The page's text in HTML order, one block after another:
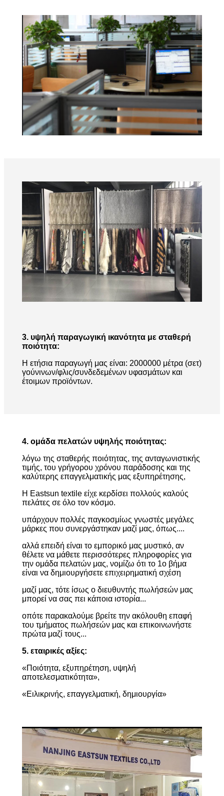
3. υψηλή παραγωγική ικανότητα με σταθερή
ποιότητα:
Η ετήσια παραγωγή μας είναι: 2000000 μέτρα (σετ)
γούνινων/φλις/συνδεδεμένων υφασμάτων και
έτοιμων προϊόντων.
4. ομάδα πελατών υψηλής ποιότητας:
λόγω της σταθερής ποιότητας, της ανταγωνιστικής
τιμής, του γρήγορου χρόνου παράδοσης και της
καλύτερης επαγγελματικής μας εξυπηρέτησης,
Η Eastsun textile είχε κερδίσει πολλούς καλούς
πελάτες σε όλο τον κόσμο.
υπάρχουν πολλές παγκοσμίως γνωστές μεγάλες
μάρκες που συνεργάστηκαν μαζί μας, όπως....
αλλά επειδή είναι το εμπορικό μας μυστικό, αν
θέλετε να μάθετε περισσότερες πληροφορίες για
την ομάδα πελατών μας, νομίζω ότι το 1ο βήμα
είναι να δημιουργήσετε επιχειρηματική σχέση
μαζί μας, τότε ίσως ο διευθυντής πωλήσεών μας
μπορεί να σας πει κάποια ιστορία...
οπότε παρακαλούμε βρείτε την ακόλουθη επαφή
του τμήματος πωλήσεών μας και επικοινωνήστε
πρώτα μαζί τους...
5. εταιρικές αξίες:
«Ποιότητα, εξυπηρέτηση, υψηλή
αποτελεσματικότητα»,
«Ειλικρινής, επαγγελματική, δημιουργία»